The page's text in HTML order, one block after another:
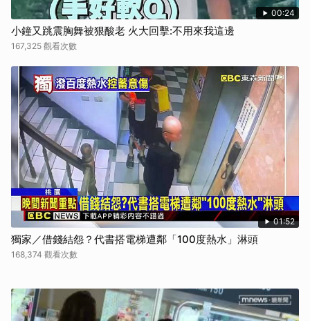
00:24
小鐘又跳震胸舞被狠酸老 火大回擊:不用來我這邊
167,325 觀看次數
01:52
獨家／借錢結怨？代書搭電梯遭鄰「100度熱水」淋頭
168,374 觀看次數